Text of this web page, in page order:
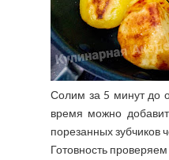
Солим за 5 минут до
время можно
порезанных зубчиков
Готовность